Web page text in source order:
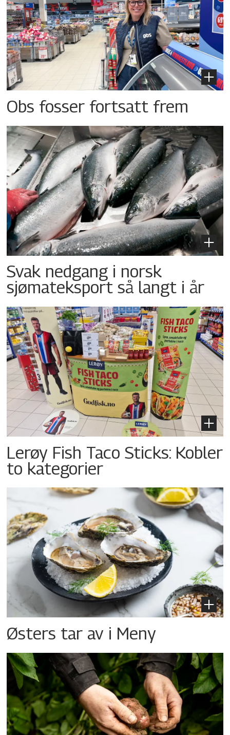
Obs fosser fortsatt frem
Svak nedgang i norsk
sjømateksport så langt i år
Lerøy Fish Taco Sticks: Kobler
to kategorier
Østers tar av i Meny